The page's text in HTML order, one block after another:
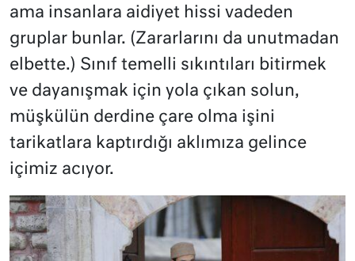
ama insanlara aidiyet hissi vadeden
gruplar bunlar. (Zararlarını da unutmadan
elbette.) Sınıf temelli sıkıntıları bitirmek
ve dayanışmak için yola çıkan solun,
müşkülün derdine çare olma işini
tarikatlara kaptırdığı aklımıza gelince
içimiz acıyor.